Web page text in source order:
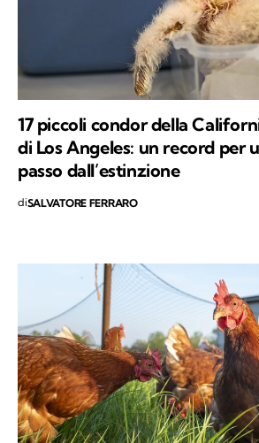
17 piccoli condor della
di Los Angeles: un record per
passo dall’estinzione
diSALVATORE FERRARO